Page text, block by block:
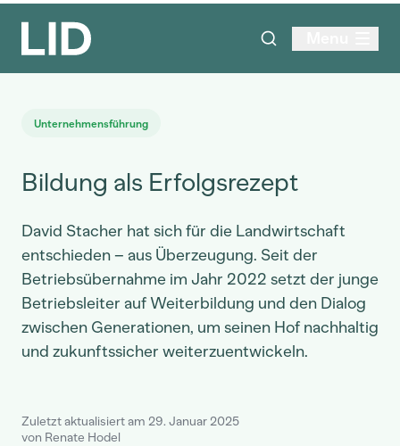
Unternehmensführung
Bildung als Erfolgsrezept
David Stacher hat sich für die Landwirtschaft
entschieden – aus Überzeugung. Seit der
Betriebsübernahme im Jahr 2022 setzt der junge
Betriebsleiter auf Weiterbildung und den Dialog
zwischen Generationen, um seinen Hof nachhaltig
und zukunftssicher weiterzuentwickeln.
Zuletzt aktualisiert am 29. Januar 2025
von Renate Hodel